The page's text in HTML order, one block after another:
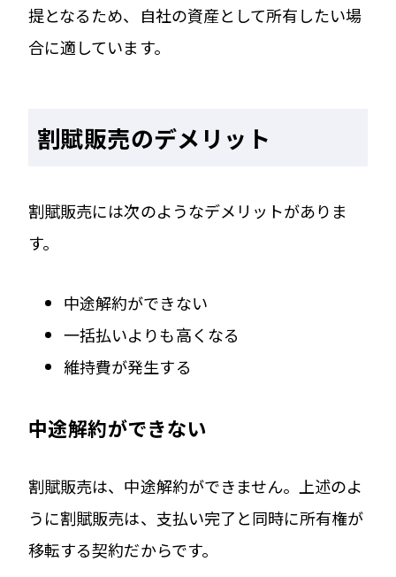
提となるため、自社の資産として所有したい場
合に適しています。
割賦販売のデメリット
割賦販売には次のようなデメリットがありま
す。
中途解約ができない
一括払いよりも高くなる
維持費が発生する
中途解約ができない
割賦販売は、中途解約ができません。上述のよ
うに割賦販売は、支払い完了と同時に所有権が
移転する契約だからです。